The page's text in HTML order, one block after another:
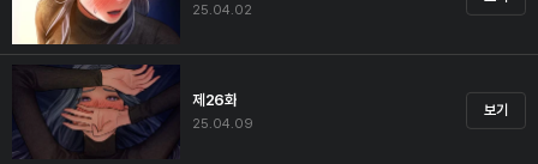
25.04.02
제26화
25.04.09
보기